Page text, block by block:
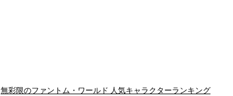
無彩限のファントム・ワールド 人気キャラクターランキング